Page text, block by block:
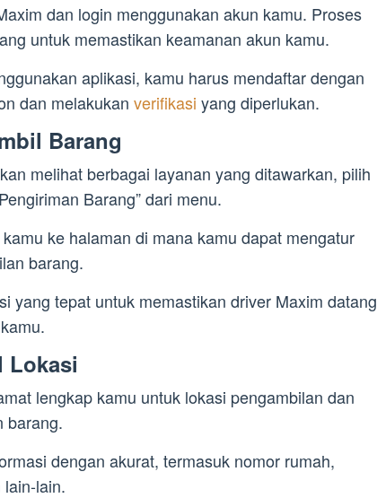
dan login menggunakan akun kamu. Proses
untuk memastikan keamanan akun kamu.
aplikasi, kamu harus mendaftar dengan
dan melakukan verifikasi yang diperlukan.
Barang
melihat berbagai layanan yang ditawarkan, pilih
Barang” dari menu.
ke halaman di mana kamu dapat mengatur
barang.
yang tepat untuk memastikan driver Maxim datang
Lokasi
lengkap kamu untuk lokasi pengambilan dan
barang.
dengan akurat, termasuk nomor rumah,
lain.